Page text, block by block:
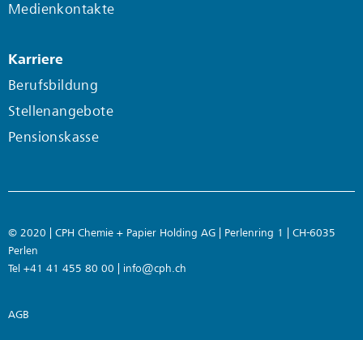
Medienkontakte
Karriere
Berufsbildung
Stellenangebote
Pensionskasse
© 2020 | CPH Chemie + Papier Holding AG | Perlenring 1 | CH-6035
Perlen
Tel +41 41 455 80 00 | info@cph.ch
AGB